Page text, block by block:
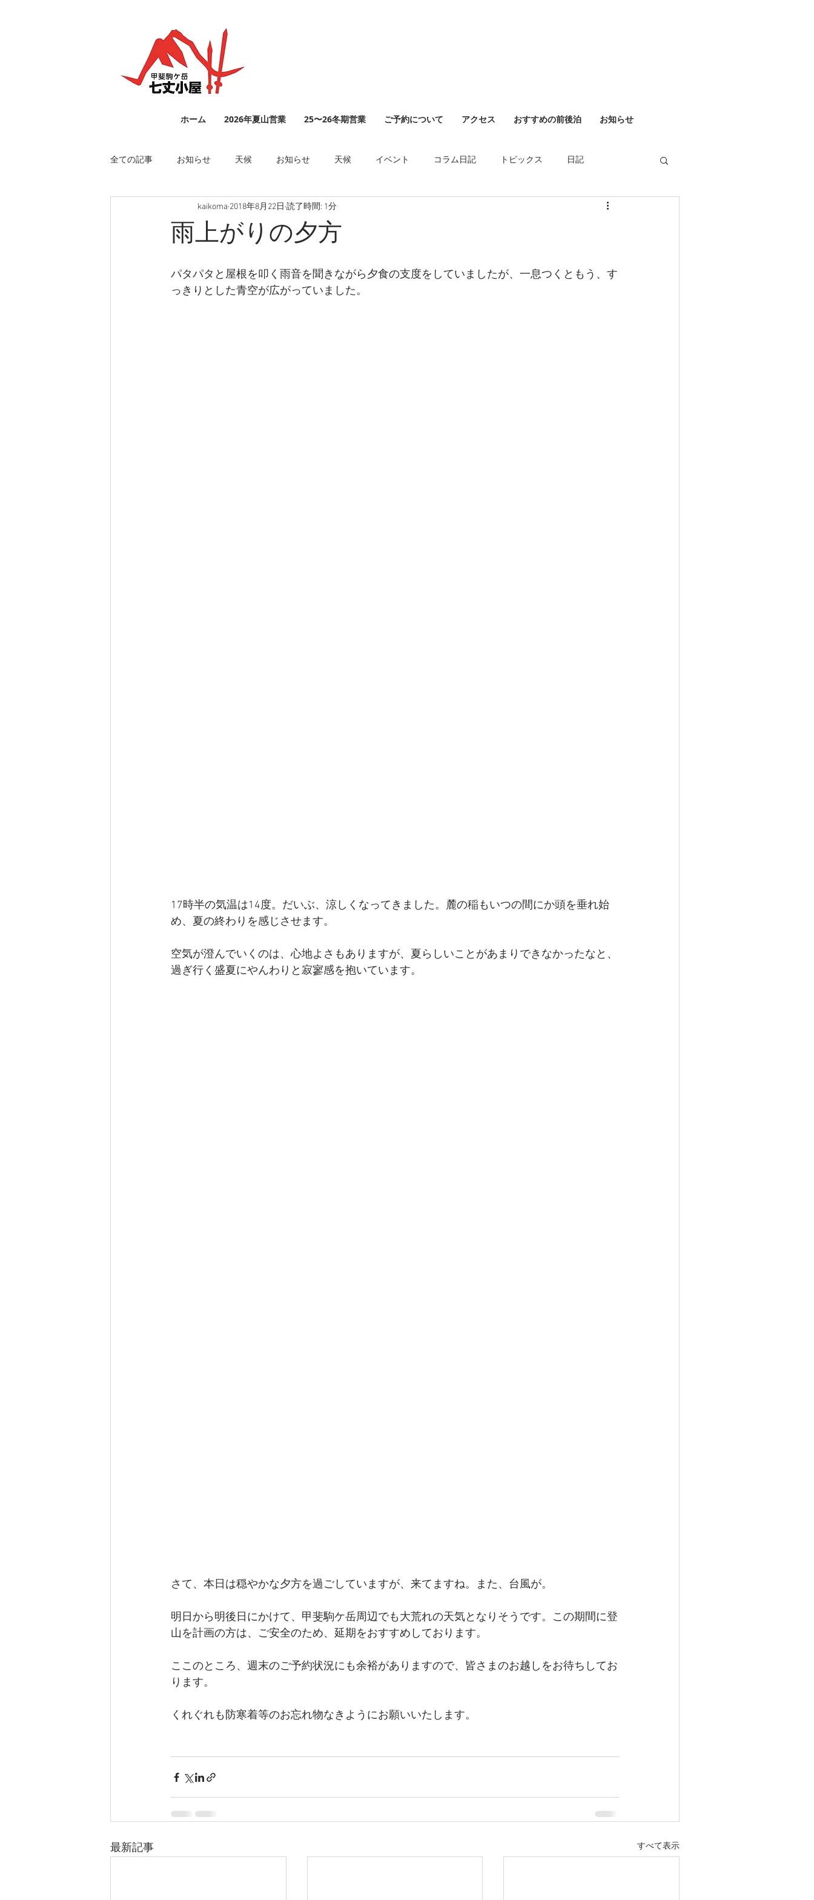
ホーム 2026年夏山営業 25〜26冬期営業 ご予約について アクセス おすすめの前後泊 お知らせ
全ての記事 お知らせ 天候 お知らせ 天候 イベント コラム日記 トピックス 日記
雨上がりの夕方
kaikoma 2018年8月22日 読了時間: 1分
パタパタと屋根を叩く雨音を聞きながら夕食の支度をしていましたが、一息つくともう、す
っきりとした青空が広がっていました。
17時半の気温は14度。だいぶ、涼しくなってきました。麓の稲もいつの間にか頭を垂れ始
め、夏の終わりを感じさせます。
空気が澄んでいくのは、心地よさもありますが、夏らしいことがあまりできなかったなと、
過ぎ行く盛夏にやんわりと寂寥感を抱いています。
さて、本日は穏やかな夕方を過ごしていますが、来てますね。また、台風が。
明日から明後日にかけて、甲斐駒ケ岳周辺でも大荒れの天気となりそうです。この期間に登
山を計画の方は、ご安全のため、延期をおすすめしております。
ここのところ、週末のご予約状況にも余裕がありますので、皆さまのお越しをお待ちしてお
ります。
くれぐれも防寒着等のお忘れ物なきようにお願いいたします。
最新記事 すべて表示